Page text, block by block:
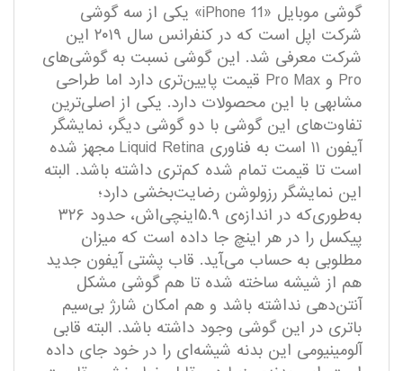
گوشی موبایل «iPhone 11» یکی از سه گوشی
شرکت اپل است که در کنفرانس سال ۲۰۱۹ این
شرکت معرفی شد. این گوشی نسبت به گوشی‌های
Pro و Pro Max قیمت پایین‌تری دارد اما طراحی
مشابهی با این محصولات دارد. یکی از اصلی‌ترین
تفاوت‌های این گوشی با دو گوشی دیگر، نمایشگر
آیفون ۱۱ است به فناوری Liquid Retina مجهز ‌شده
است تا قیمت تمام شده کم‌تری داشته باشد. البته
این نمایشگر رزولوشن رضایت‌بخشی دارد؛
به‌طوری‌که در اندازه­‌ی ۵.۹اینچی‌اش، حدود ۳۲۶
پیکسل را در هر اینچ جا داده است که میزان
مطلوبی به حساب می‌‍آید. قاب پشتی آیفون جدید
هم از شیشه ساخته‌ شده تا هم گوشی مشکل
آنتن‌‌دهی نداشته باشد و هم امکان شارژ بی‌‌سیم
باتری در این گوشی وجود داشته باشد. البته قابی
آلومینیومی این بدنه شیشه‌ای را در خود جای داده